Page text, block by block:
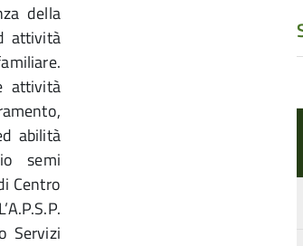
della
attività
attività
abilità
semi
Centro
Servizi